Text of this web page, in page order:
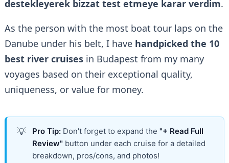
destekleyerek bizzat test etmeye karar verdim.
As the person with the most boat tour laps on the
Danube under his belt, I have handpicked the 10
best river cruisesin Budapest from my many
voyages based on their exceptional quality,
uniqueness, or value for money.
💡 Pro Tip:Don't forget to expand the "+ Read Full
Review" button under each cruise for a detailed
breakdown, pros/cons, and photos!